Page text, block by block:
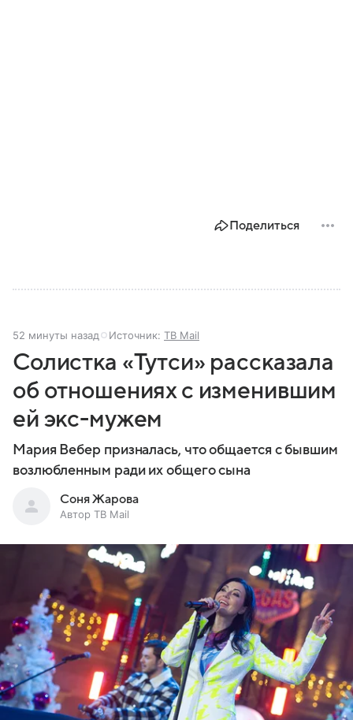
Поделиться
52 минуты назад Источник: ТВ Mail
Солистка «Тутси» рассказала
об отношениях с изменившим
ей экс-мужем
Мария Вебер призналась, что общается с бывшим
возлюбленным ради их общего сына
Соня Жарова
Автор ТВ Mail